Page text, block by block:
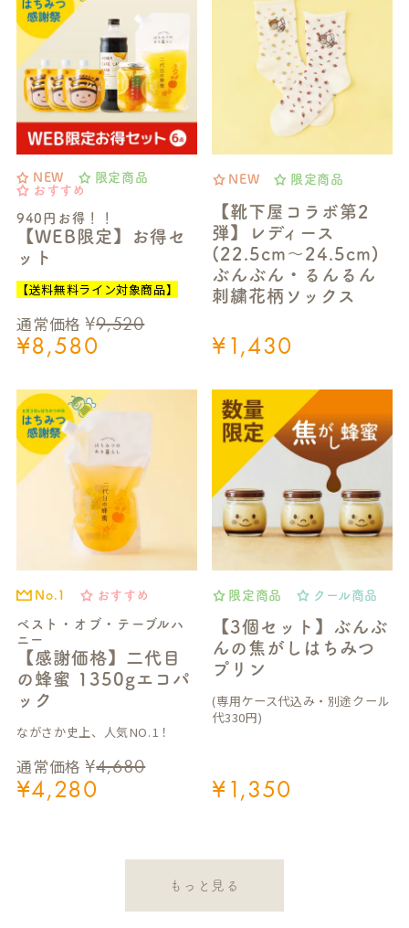
940円お得！！
【WEB限定】お得セ
ット
NEW
限定商品
おすすめ
通常価格 ¥9,520
¥8,580
【送料無料ライン対象商品】
【靴下屋コラボ第2
弾】レディース
(22.5cm～24.5cm)
ぶんぶん・るんるん
刺繍花柄ソックス
NEW 限定商品
¥1,430
ベスト・オブ・テーブルハ
ニー
【感謝価格】二代目
の蜂蜜 1350gエコパ
ック
No.1 おすすめ
通常価格 ¥4,680
¥4,280
ながさか史上、人気NO.1！
【3個セット】ぶんぶ
んの焦がしはちみつ
プリン
限定商品 クール商品
¥1,350
(専用ケース代込み・別途クール
代330円)
もっと見る